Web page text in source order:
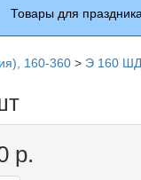
Товары для праздника
160-360 > Э 160
р.